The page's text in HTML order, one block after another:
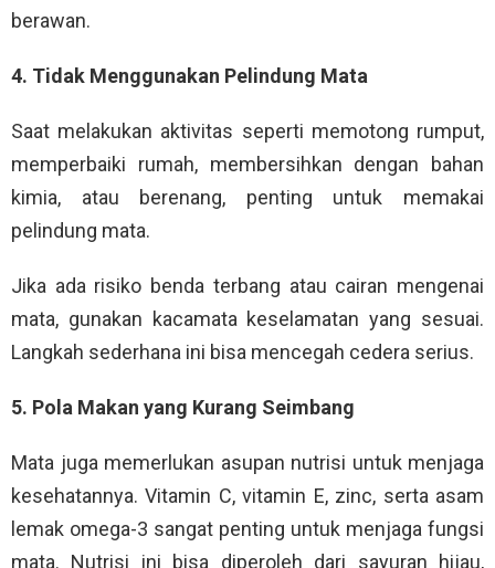
berawan.
4. Tidak Menggunakan Pelindung Mata
Saat melakukan aktivitas seperti memotong rumput,
memperbaiki rumah, membersihkan dengan bahan
kimia, atau berenang, penting untuk memakai
pelindung mata.
Jika ada risiko benda terbang atau cairan mengenai
mata, gunakan kacamata keselamatan yang sesuai.
Langkah sederhana ini bisa mencegah cedera serius.
5. Pola Makan yang Kurang Seimbang
Mata juga memerlukan asupan nutrisi untuk menjaga
kesehatannya. Vitamin C, vitamin E, zinc, serta asam
lemak omega-3 sangat penting untuk menjaga fungsi
mata. Nutrisi ini bisa diperoleh dari sayuran hijau,